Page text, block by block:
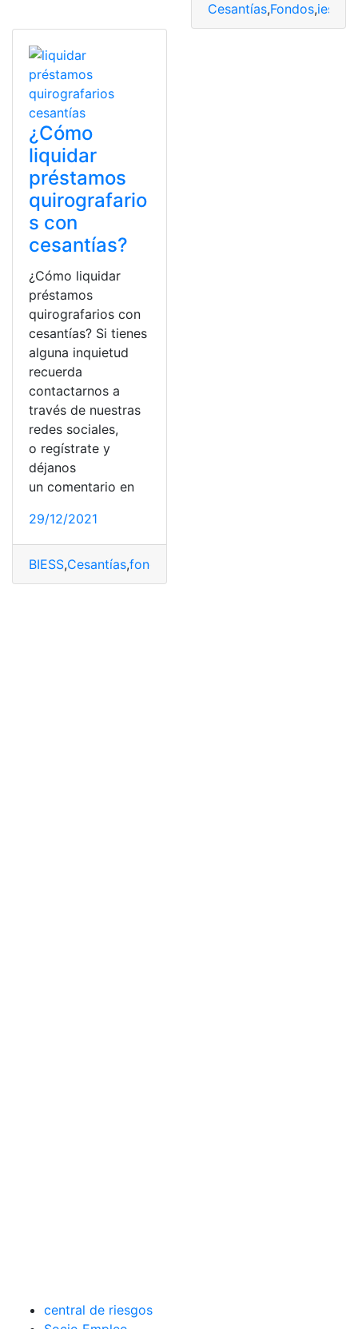
Cesantías,Fondos,iess
¿Cómo
liquidar
préstamos
quirografario
s con
cesantías?
¿Cómo liquidar
préstamos
quirografarios con
cesantías? Si tienes
alguna inquietud
recuerda
contactarnos a
través de nuestras
redes sociales,
o regístrate y
déjanos
un comentario en
29/12/2021
BIESS,Cesantías,fondos de reserva
central de riesgos